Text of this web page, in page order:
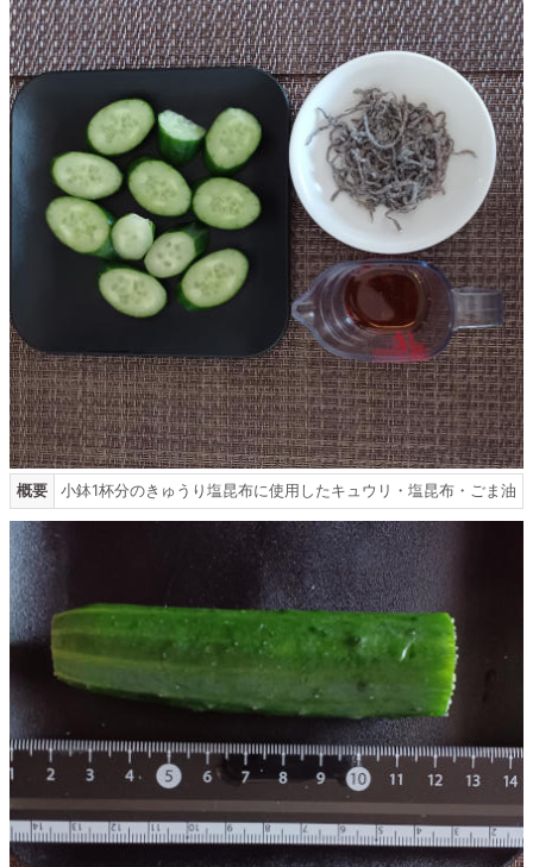
概要 小鉢1杯分のきゅうり塩昆布に使用したキュウリ・塩昆布・ごま油